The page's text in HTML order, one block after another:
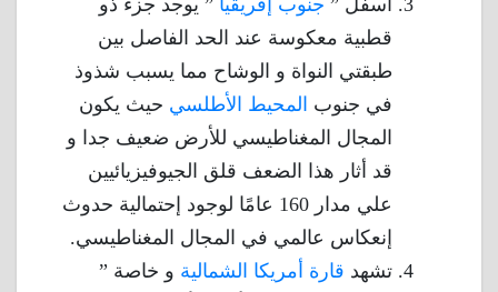
أسفل ” جنوب إفريقيا ” يوجد جزء ذو
قطبية معكوسة عند الحد الفاصل بين
طبقتي النواة و الوشاح مما يسبب شذوذ
في جنوب المحيط الأطلسي حيث يكون
المجال المغناطيسي للأرض ضعيف جدا و
قد أثار هذا الضعف قلق الجيوفيزيائيين
علي مدار 160 عامًا لوجود إحتمالية حدوث
إنعكاس عالمي في المجال المغناطيسي.
تشهد قارة أمريكا الشمالية و خاصة ”